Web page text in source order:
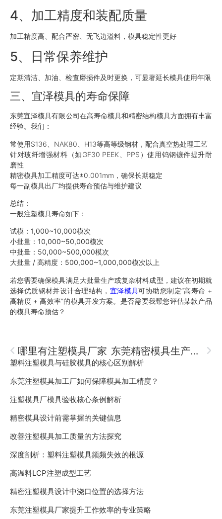
4、加工精度和装配质量
加工精度高、配合严密、无飞边溢料，模具稳定性更好
5、日常保养维护
定期清洁、加油、检查磨损件及时更换，可显著延长模具使用年限
三、宜泽模具的寿命保障
东莞宜泽模具有限公司在高寿命模具和精密结构模具方面拥有丰富
经验。我们：
常使用S136、NAK80、H13等高等级钢材，配合真空热处理工艺
针对玻纤增强材料（如GF30 PEEK、PPS）使用钨钢镶件提升耐
磨性
精密模具加工精度可达±0.001mm，确保长期稳定
每一副模具出厂均提供寿命预估与维护建议
总结：
一般注塑模具寿命如下：
试模：1,000~10,000模次
小批量：10,000~50,000模次
中批量：50,000~500,000模次
大批量 / 高精度：500,000~1,000,000模次以上
若您需要确保模具满足大批量生产或复杂材料成型，建议在初期就
选择优质钢材并设计合理结构， 宜泽模具可协助您制定“高寿命 +
高精度 + 高效率”的模具开发方案。是否需要我帮您评估某款产品
的模具寿命预估？
哪里有注塑模具厂家 东莞精密模具生产厂家排名
塑料注塑模具与硅胶模具的核心区别解析
东莞注塑模具加工厂如何保障模具加工精度？
注塑模具厂模具验收核心条例解析
精密模具设计前需掌握的关键信息
改善注塑模具加工质量的方法探究
深度剖析：塑料注塑模具频频失效的根源
高温料LCP注塑成型工艺
精密注塑模具设计中浇口位置的选择方法
东莞注塑模具厂家提升工作效率的专业策略